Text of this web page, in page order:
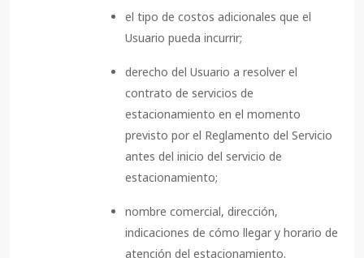
el tipo de costos adicionales que el
Usuario pueda incurrir;
derecho del Usuario a resolver el
contrato de servicios de
estacionamiento en el momento
previsto por el Reglamento del Servicio
antes del inicio del servicio de
estacionamiento;
nombre comercial, dirección,
indicaciones de cómo llegar y horario de
atención del estacionamiento.